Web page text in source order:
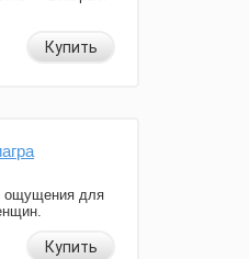
Купить
ощущения для
Купить